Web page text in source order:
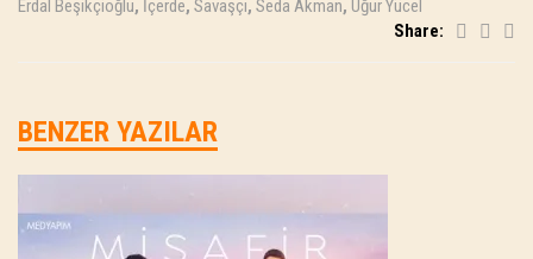
Erdal Beşikçioğlu, İçerde, Savaşçı, Seda Akman, Uğur Yücel
Share:
BENZER YAZILAR